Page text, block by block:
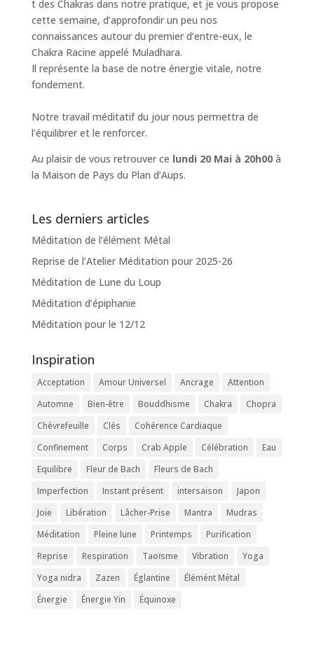
t des Chakras dans notre pratique, et je vous propose
cette semaine, d’approfondir un peu nos
connaissances autour du premier d’entre-eux, le
Chakra Racine appelé Muladhara.
Il représente la base de notre énergie vitale, notre
fondement.
Notre travail méditatif du jour nous permettra de
l’équilibrer et le renforcer.
Au plaisir de vous retrouver ce lundi 20 Mai à 20h00à
la Maison de Pays du Plan d’Aups.
Les derniers articles
Méditation de l’élément Métal
Reprise de l’Atelier Méditation pour 2025-26
Méditation de Lune du Loup
Méditation d’épiphanie
Méditation pour le 12/12
Inspiration
Acceptation Amour Universel Ancrage
Attention
Automne
Bien-être Bouddhisme Chakra
Chopra
Chèvrefeuille
Clés
Cohérence Cardiaque
Confinement
Corps Crab Apple Célébration
Eau
Equilibre
Fleur de Bach
Fleurs de Bach
Imperfection
Instant présent intersaison
Japon
Joie
Libération Lâcher-Prise Mantra
Mudras
Méditation
Pleine lune Printemps
Purification
Reprise
Respiration Taoïsme Vibration
Yoga
Yoga nidra
Zazen Églantine
Élémént Métal
Énergie
Énergie Yin Équinoxe